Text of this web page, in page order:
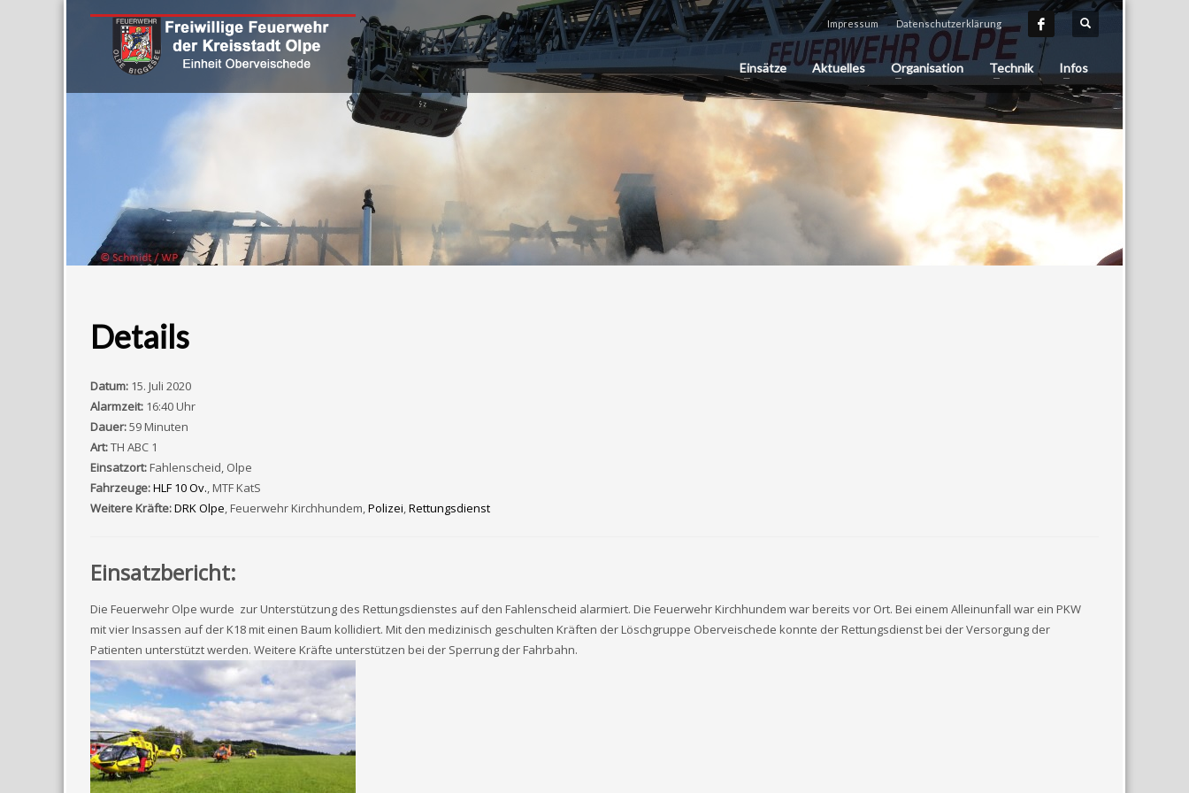
Impressum Datenschutzerklärung
Einsätze Aktuelles Organisation Technik Infos
Details
Datum: 15. Juli 2020
Alarmzeit: 16:40 Uhr
Dauer:59 Minuten
Art:TH ABC 1
Einsatzort:Fahlenscheid, Olpe
Fahrzeuge:HLF 10 Ov., MTF KatS
Weitere Kräfte:DRK Olpe, Feuerwehr Kirchhundem,Polizei,Rettungsdienst
Einsatzbericht:
Die Feuerwehr Olpe wurde zur Unterstützung des Rettungsdienstes auf den Fahlenscheid alarmiert. Die Feuerwehr Kirchhundem war bereits vor Ort. Bei einem Alleinunfall war ein PKW
mit vier Insassen auf der K18 mit einen Baum kollidiert. Mit den medizinisch geschulten Kräften der Löschgruppe Oberveischede konnte der Rettungsdienst bei der Versorgung der
Patienten unterstützt werden. Weitere Kräfte unterstützen bei der Sperrung der Fahrbahn.